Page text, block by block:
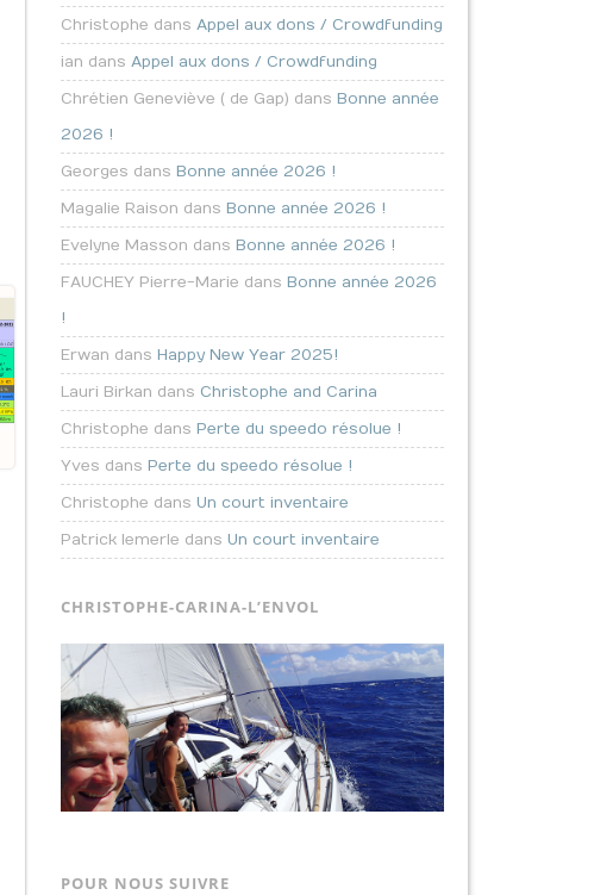
Christophe dansAppel aux dons / Crowdfunding
ian dansAppel aux dons / Crowdfunding
Chrétien Geneviève ( de Gap) dansBonne année
2026 !
Georges dansBonne année 2026 !
Magalie Raison dansBonne année 2026 !
Evelyne Masson dansBonne année 2026 !
FAUCHEY Pierre-Marie dansBonne année 2026
!
Erwan dansHappy New Year 2025!
Lauri Birkan dans Christophe and Carina
Christophe dansPerte du speedo résolue !
Yves dansPerte du speedo résolue !
Christophe dansUn court inventaire
Patrick lemerle dansUn court inventaire
CHRISTOPHE-CARINA-L’ENVOL
POUR NOUS SUIVRE